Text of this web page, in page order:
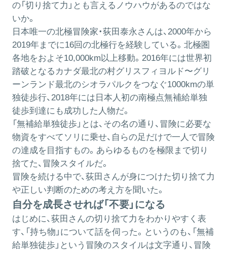
の「切り捨て力」とも言えるノウハウがあるのではな
いか。
日本唯一の北極冒険家・荻田泰永さんは、2000年から
2019年までに16回の北極行を経験している。北極圏
各地をおよそ10,000km以上移動。2016年には世界初
踏破となるカナダ最北の村グリスフィヨルド〜グリ
ーンランド最北のシオラパルクをつなぐ1000kmの単
独徒歩行、2018年には日本人初の南極点無補給単独
徒歩到達にも成功した人物だ。
「無補給単独徒歩」とは、その名の通り、冒険に必要な
物資をすべてソリに乗せ、自らの足だけで一人で冒険
の達成を目指すもの。あらゆるものを極限まで切り
捨てた、冒険スタイルだ。
冒険を続ける中で、荻田さんが身につけた切り捨て力
や正しい判断のための考え方を聞いた。
自分を成長させれば「不要」になる
はじめに、荻田さんの切り捨て力をわかりやすく表
す、「持ち物」について話を伺った。というのも、「無補
給単独徒歩」という冒険のスタイルは文字通り、冒険